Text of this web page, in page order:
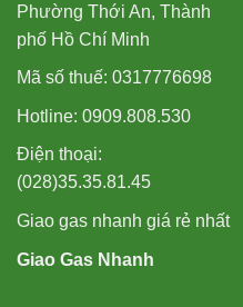
Phường Thới An, Thành
phố Hồ Chí Minh
Mã số thuế: 0317776698
Hotline: 0909.808.530
Điện thoại:
(028)35.35.81.45
Giao gas nhanh giá rẻ nhất
Giao Gas Nhanh